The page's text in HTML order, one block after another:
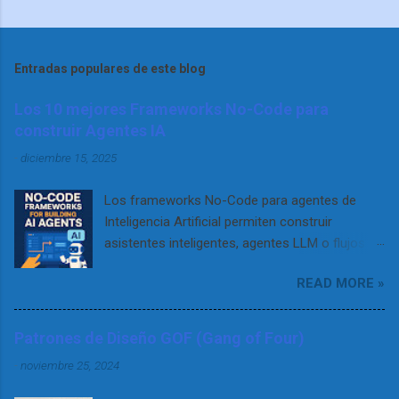
Entradas populares de este blog
Los 10 mejores Frameworks No-Code para
construir Agentes IA
- diciembre 15, 2025
Los frameworks No-Code para agentes de
Inteligencia Artificial permiten construir
asistentes inteligentes, agentes LLM o flujos
apoyan en interfaces visuales, configuración
declarativa o flujos tipo drag & drop para que
cualquier desarrollador (no técnico) pueda
diseñar, probar y desplegar agentes que
interactúen con usuarios o datos. Gracias a
READ MORE »
Patrones de Diseño GOF (Gang of Four)
- noviembre 25, 2024